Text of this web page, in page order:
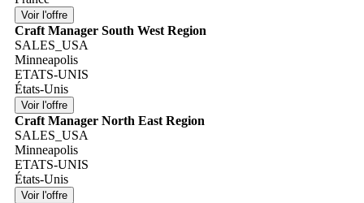
Craft Manager South West Region
SALES_USA
Minneapolis
ETATS-UNIS
États-Unis
Craft Manager North East Region
SALES_USA
Minneapolis
ETATS-UNIS
États-Unis